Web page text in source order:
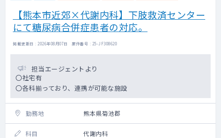
【熊本市近郊×代謝内科】下肢救済センター
にて糖尿病合併症患者の対応。
掲載更新日 : 2026年08月07日 案件番号 : 25-JF308620
担当エージェントより
〇社宅有
〇各科揃っており、連携が可能な施設
勤務地 熊本県菊池郡
科目 代謝内科